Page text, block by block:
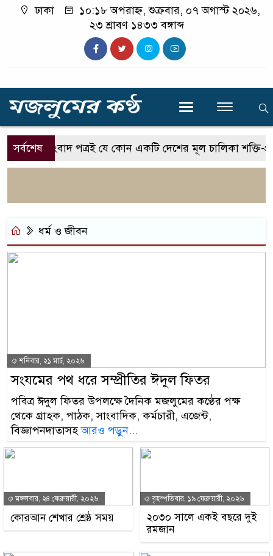
ঢাকা
১০:১৮ অপরাহ্ন, শুক্রবার, ০৭ অগাস্ট ২০২৬,
২৩ শ্রাবণ ১৪৩৩ বঙ্গাব্দ
সর্বশেষসংবাদ পত্রই যে কোন একটি দেশের মূল চালিকা শক্তি-
ধর্ম ও জীবন
শনিবার, ২১ মার্চ, ২০২৬
সংযমের পথ ধরে সম্প্রীতির ঈদুল ফিতর
পবিত্র ঈদুল ফিতর উপলক্ষে দৈনিক মজলুমের কণ্ঠের পক্ষ
থেকে গ্রাহক, পাঠক, সাংবাদিক, কর্মচারী, এজেন্ট,
বিজ্ঞাপনদাতাসহআরও পড়ুন...
মঙ্গলবার, ২৪ ফেব্রুয়ারী, ২০২৬
কোরআন শেখার শ্রেষ্ঠ সময়
বৃহস্পতিবার, ১৯ ফেব্রুয়ারী, ২০২৬
২০৩০ সালে একই বছরে দুই
রমজান